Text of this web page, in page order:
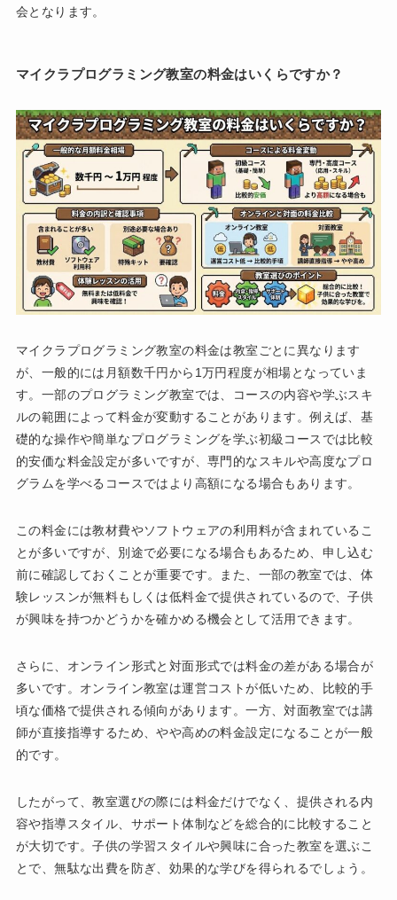
会となります。
マイクラプログラミング教室の料金はいくらですか？
マイクラプログラミング教室の料金は教室ごとに異なります
が、一般的には月額数千円から1万円程度が相場となっていま
す。一部のプログラミング教室では、コースの内容や学ぶスキ
ルの範囲によって料金が変動することがあります。例えば、基
礎的な操作や簡単なプログラミングを学ぶ初級コースでは比較
的安価な料金設定が多いですが、専門的なスキルや高度なプロ
グラムを学べるコースではより高額になる場合もあります。
この料金には教材費やソフトウェアの利用料が含まれているこ
とが多いですが、別途で必要になる場合もあるため、申し込む
前に確認しておくことが重要です。また、一部の教室では、体
験レッスンが無料もしくは低料金で提供されているので、子供
が興味を持つかどうかを確かめる機会として活用できます。
さらに、オンライン形式と対面形式では料金の差がある場合が
多いです。オンライン教室は運営コストが低いため、比較的手
頃な価格で提供される傾向があります。一方、対面教室では講
師が直接指導するため、やや高めの料金設定になることが一般
的です。
したがって、教室選びの際には料金だけでなく、提供される内
容や指導スタイル、サポート体制などを総合的に比較すること
が大切です。子供の学習スタイルや興味に合った教室を選ぶこ
とで、無駄な出費を防ぎ、効果的な学びを得られるでしょう。